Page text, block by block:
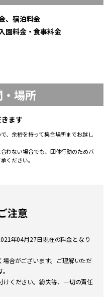
、宿泊料金
園料金・食事料金
場所
ます
、余裕を持って集合場所までお越し
わない場合でも、団体行動のためバ
ください。
注意
年04月27日現在の料金となり
合がございます。ご理解いただ
ください。紛失等、一切の責任